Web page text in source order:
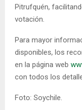
Pitrufquén,
votación.
Para mayor
disponibles, los
en la página web
con todos los
Foto: Soychile.